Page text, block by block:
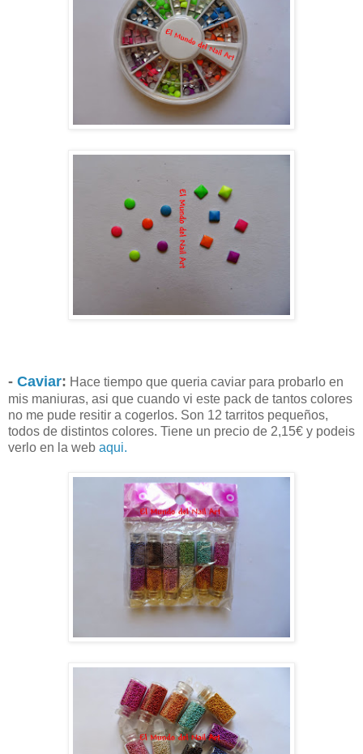
- Caviar: Hace tiempo que queria caviar para probarlo en
mis maniuras, asi que cuando vi este pack de tantos colores
no me pude resitir a cogerlos. Son 12 tarritos pequeños,
todos de distintos colores. Tiene un precio de 2,15€ y podeis
verlo en la web aqui.